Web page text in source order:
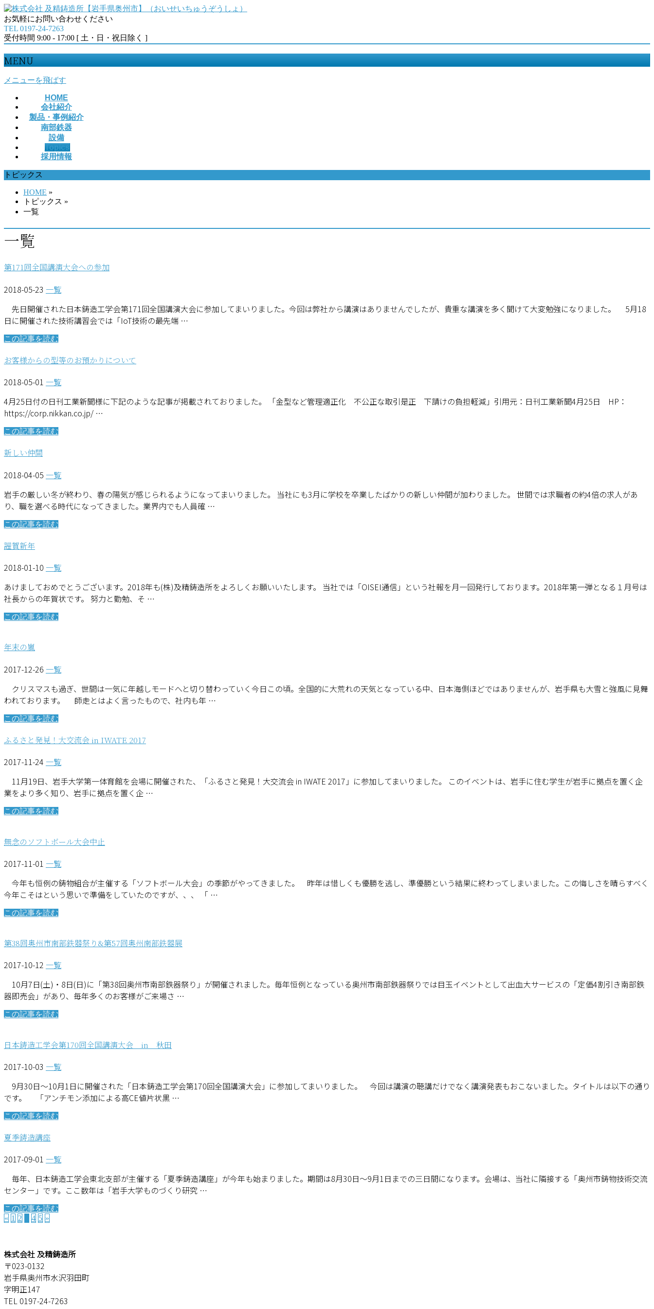
お気軽にお問い合わせください
TEL 0197-24-7263
受付時間 9:00 - 17:00 [ 土・日・祝日除く ]
MENU
メニューを飛ばす
HOME
会社紹介
製品・事例紹介
南部鉄器
設備
Topics
採用情報
トピックス
HOME »
トピックス »
一覧
一覧
第171回全国講演大会への参加
2018-05-23 一覧
先日開催された日本鋳造工学会第171回全国講演大会に参加してまいりました。今回は弊社から講演はありませんでしたが、貴重な講演を多く聞けて大変勉強になりました。 5月18
日に開催された技術講習会では「IoT技術の最先端 …
この記事を読む
お客様からの型等のお預かりについて
2018-05-01 一覧
4月25日付の日刊工業新聞様に下記のような記事が掲載されておりました。 「金型など管理適正化 不公正な取引是正 下請けの負担軽減」引用元：日刊工業新聞4月25日 HP：
https://corp.nikkan.co.jp/ …
この記事を読む
新しい仲間
2018-04-05 一覧
岩手の厳しい冬が終わり、春の陽気が感じられるようになってまいりました。 当社にも3月に学校を卒業したばかりの新しい仲間が加わりました。 世間では求職者の約4倍の求人があ
り、職を選べる時代になってきました。業界内でも人員確 …
この記事を読む
謹賀新年
2018-01-10 一覧
あけましておめでとうございます。2018年も(株)及精鋳造所をよろしくお願いいたします。 当社では「OISEI通信」という社報を月一回発行しております。2018年第一弾となる１月号は
社長からの年賀状です。 努力と勤勉、そ …
この記事を読む
年末の嵐
2017-12-26 一覧
クリスマスも過ぎ、世間は一気に年越しモードへと切り替わっていく今日この頃。全国的に大荒れの天気となっている中、日本海側ほどではありませんが、岩手県も大雪と強風に見舞
われております。 師走とはよく言ったもので、社内も年 …
この記事を読む
ふるさと発見！大交流会 in IWATE 2017
2017-11-24 一覧
11月19日、岩手大学第一体育館を会場に開催された、「ふるさと発見！大交流会 in IWATE 2017」に参加してまいりました。 このイベントは、岩手に住む学生が岩手に拠点を置く企
業をより多く知り、岩手に拠点を置く企 …
この記事を読む
無念のソフトボール大会中止
2017-11-01 一覧
今年も恒例の鋳物組合が主催する「ソフトボール大会」の季節がやってきました。 昨年は惜しくも優勝を逃し、準優勝という結果に終わってしまいました。この悔しさを晴らすべく
今年こそはという思いで準備をしていたのですが、、、 「 …
この記事を読む
第38回奥州市南部鉄器祭り&第57回奥州南部鉄器展
2017-10-12 一覧
10月7日(土)・8日(日)に「第38回奥州市南部鉄器祭り」が開催されました。毎年恒例となっている奥州市南部鉄器祭りでは目玉イベントとして出血大サービスの「定価4割引き南部鉄
器即売会」があり、毎年多くのお客様がご来場さ …
この記事を読む
日本鋳造工学会第170回全国講演大会 in 秋田
2017-10-03 一覧
9月30日～10月1日に開催された「日本鋳造工学会第170回全国講演大会」に参加してまいりました。 今回は講演の聴講だけでなく講演発表もおこないました。タイトルは以下の通り
です。 「アンチモン添加による高CE値片状黒 …
この記事を読む
夏季鋳造講座
2017-09-01 一覧
毎年、日本鋳造工学会東北支部が主催する「夏季鋳造講座」が今年も始まりました。期間は8月30日～9月1日までの三日間になります。会場は、当社に隣接する「奥州市鋳物技術交流
センター」です。ここ数年は「岩手大学ものづくり研究 …
この記事を読む
« 1 2 4 5 »
株式会社 及精鋳造所
〒023-0132
岩手県奥州市水沢羽田町
字明正147
TEL 0197-24-7263